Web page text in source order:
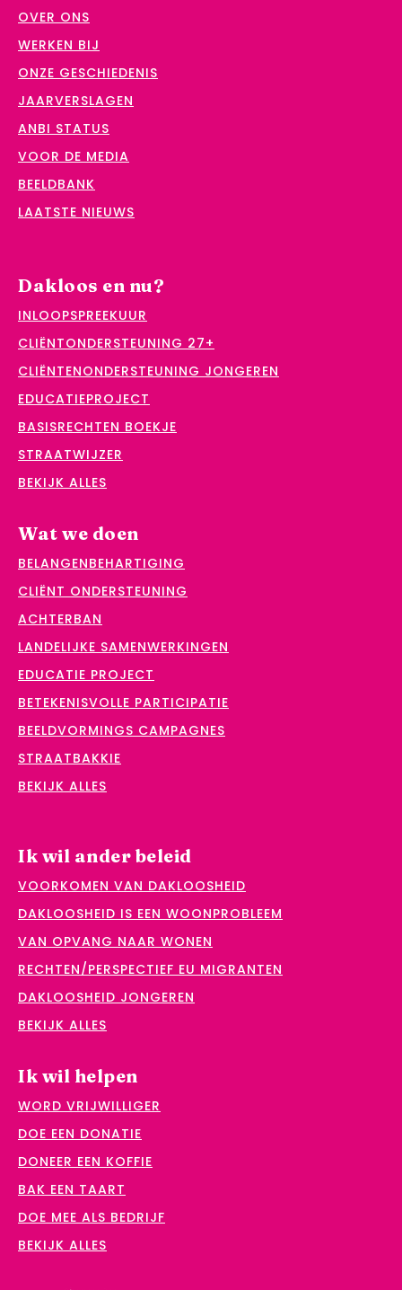
OVER ONS
WERKEN BIJ
ONZE GESCHIEDENIS
JAARVERSLAGEN
ANBI STATUS
VOOR DE MEDIA
BEELDBANK
LAATSTE NIEUWS
Dakloos en nu?
INLOOPSPREEKUUR
CLIËNTONDERSTEUNING 27+
CLIËNTENONDERSTEUNING JONGEREN
EDUCATIEPROJECT
BASISRECHTEN BOEKJE
STRAATWIJZER
BEKIJK ALLES
Wat we doen
BELANGENBEHARTIGING
CLIËNT ONDERSTEUNING
ACHTERBAN
LANDELIJKE SAMENWERKINGEN
EDUCATIE PROJECT
BETEKENISVOLLE PARTICIPATIE
BEELDVORMINGS CAMPAGNES
STRAATBAKKIE
BEKIJK ALLES
Ik wil ander beleid
VOORKOMEN VAN DAKLOOSHEID
DAKLOOSHEID IS EEN WOONPROBLEEM
VAN OPVANG NAAR WONEN
RECHTEN/PERSPECTIEF EU MIGRANTEN
DAKLOOSHEID JONGEREN
BEKIJK ALLES
Ik wil helpen
WORD VRIJWILLIGER
DOE EEN DONATIE
DONEER EEN KOFFIE
BAK EEN TAART
DOE MEE ALS BEDRIJF
BEKIJK ALLES